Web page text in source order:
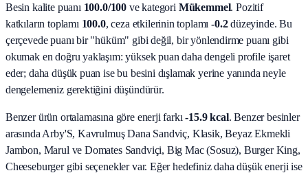
Besin kalite puanı 100.0/100 ve kategori Mükemmel. Pozitif
katkıların toplamı 100.0, ceza etkilerinin toplamı -0.2düzeyinde. Bu
çerçevede puanı bir "hüküm" gibi değil, bir yönlendirme puanı gibi
okumak en doğru yaklaşım: yüksek puan daha dengeli profile işaret
eder; daha düşük puan ise bu besini dışlamak yerine yanında neyle
dengelemeniz gerektiğini düşündürür.
Benzer ürün ortalamasına göre enerji farkı -15.9 kcal. Benzer besinler
arasında Arby'S, Kavrulmuş Dana Sandviç, Klasik, Beyaz Ekmekli
Jambon, Marul ve Domates Sandviçi, Big Mac (Sosuz), Burger King,
Cheeseburgergibi seçenekler var. Eğer hedefiniz daha düşük enerji ise